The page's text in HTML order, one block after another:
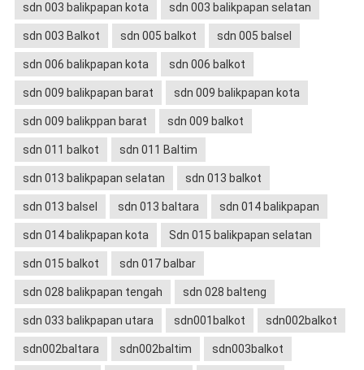
sdn 003 balikpapan kota sdn 003 balikpapan selatan
sdn 003 Balkot sdn 005 balkot sdn 005 balsel
sdn 006 balikpapan kota sdn 006 balkot
sdn 009 balikpapan barat sdn 009 balikpapan kota
sdn 009 balikppan barat sdn 009 balkot
sdn 011 balkot sdn 011 Baltim
sdn 013 balikpapan selatan sdn 013 balkot
sdn 013 balsel sdn 013 baltara sdn 014 balikpapan
sdn 014 balikpapan kota Sdn 015 balikpapan selatan
sdn 015 balkot sdn 017 balbar
sdn 028 balikpapan tengah sdn 028 balteng
sdn 033 balikpapan utara sdn001balkot sdn002balkot
sdn002baltara sdn002baltim sdn003balkot